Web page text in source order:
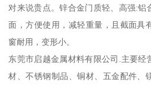
对来说贵点。锌合金门质轻、高强:铝
面，方便使用，减轻重量，且截面具
窗耐用，变形小。
东莞市启越金属材料有限公司.主要经
材、不锈钢制品、铜材、五金配件、